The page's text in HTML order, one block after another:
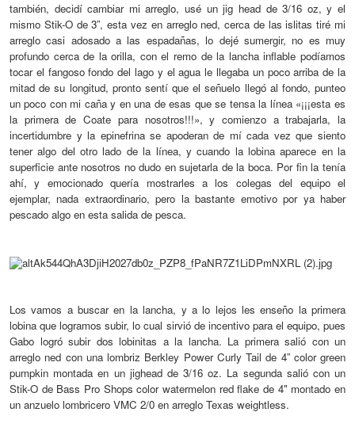
también, decidí cambiar mi arreglo, usé un jig head de 3/16 oz, y el
mismo Stik-O de 3”, esta vez en arreglo ned, cerca de las islitas tiré mi
arreglocasi adosado a las espadañas, lo dejé sumergir, no es muy
profundo cerca de la orilla, con el remo de la lancha inflable podíamos
tocar el fangoso fondo del lago y el agua le llegaba un poco arriba de la
mitad de su longitud, pronto sentí que el señuelo llegó al fondo, punteo
un poco con mi caña y en una de esas que se tensa la línea «¡¡¡esta es
la primera de Coate para nosotros!!!», y comienzo a trabajarla, la
incertidumbre y la epinefrina se apoderan de mícada vez que siento
teneralgo del otro lado de la línea, y cuando la lobina aparece en la
superficie ante nosotros no dudo en sujetarla de la boca. Por fin la tenía
ahí, y emocionado quería mostrarles a los colegas del equipo el
ejemplar, nada extraordinario, pero labastante emotivo porya haber
pescado algo en esta salida de pesca.
Los vamos a buscar en lalancha, y a lo lejos les enseño la primera
lobina que logramos subir, lo cual sirvió de incentivo para el equipo, pues
Gabo logró subir dos lobinitas a la lancha. La primera salió con un
arreglo ned con una lombriz Berkley Power Curly Tail de 4” color green
pumpkin montada en un jighead de 3/16 oz. La segunda salió conun
Stik-O de Bass Pro Shops color watermelon red flake de 4" montado en
un anzuelo lombricero VMC 2/0 en arreglo Texas weightless.